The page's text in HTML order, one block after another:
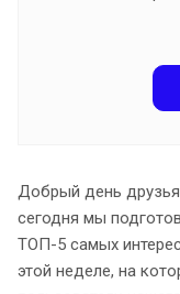
Добрый день
сегодня мы
ТОП-5 самых
этой неделе, на